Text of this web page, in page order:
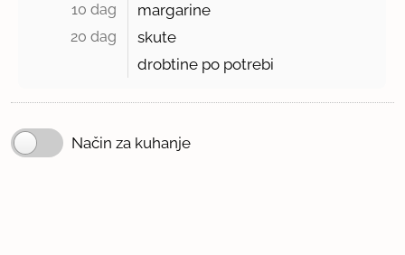
10 dag margarine
20 dag
skute
drobtine po potrebi
Način za kuhanje